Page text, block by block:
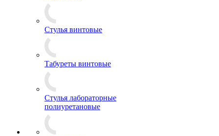
Стулья винтовые
Табуреты винтовые
Стулья лабораторные
полиуретановые